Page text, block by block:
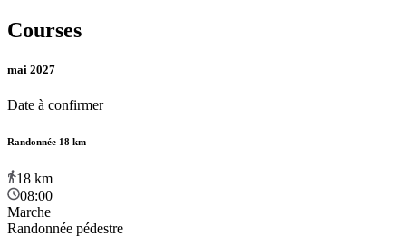
Courses
mai 2027
Date à confirmer
Randonnée 18 km
18 km
08:00
Marche
Randonnée pédestre